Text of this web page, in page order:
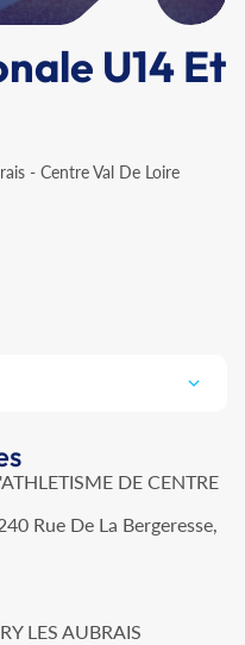
U14 Et
- Centre Val De Loire
DE CENTRE
Rue De La Bergeresse,
LES AUBRAIS